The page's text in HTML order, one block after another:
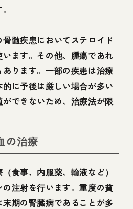
髄疾患においてステロイド
ます。その他、腫瘍であれ
ります。一部の疾患は治療
に予後は厳しい場合が多い
できないため、治療法が限
の治療
食事、内服薬、輸液など）
注射を行います。重度の貧
期の腎臓病であることが多